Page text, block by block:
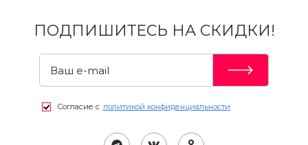
ПОДПИШИТЕСЬ НА СКИДКИ!
Согласие с политикой конфиденциальности